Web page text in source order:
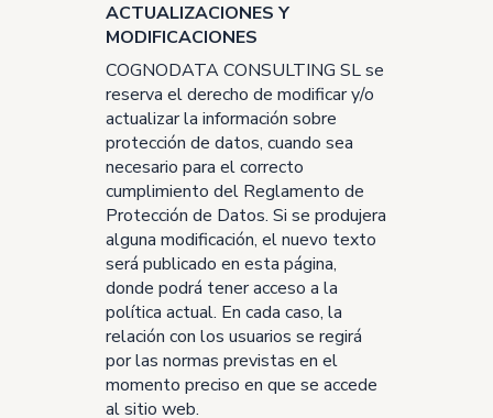
ACTUALIZACIONES Y
MODIFICACIONES
COGNODATA CONSULTING SL se
reserva el derecho de modificar y/o
actualizar la información sobre
protección de datos, cuando sea
necesario para el correcto
cumplimiento del Reglamento de
Protección de Datos. Si se produjera
alguna modificación, el nuevo texto
será publicado en esta página,
donde podrá tener acceso a la
política actual. En cada caso, la
relación con los usuarios se regirá
por las normas previstas en el
momento preciso en que se accede
al sitio web.